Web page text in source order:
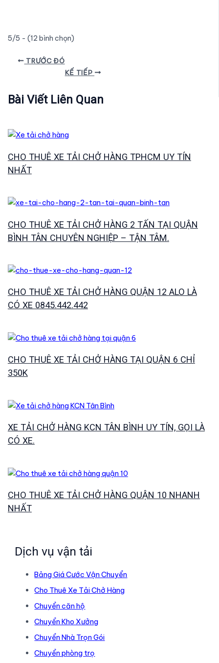
5/5 - (12 bình chọn)
Điều
viết
TRƯỚC ĐÓ
KẾ TIẾP
Bài Viết Liên Quan
CHO THUÊ XE TẢI CHỞ HÀNG TPHCM UY TÍN
NHẤT
CHO THUÊ XE TẢI CHỞ HÀNG 2 TẤN TẠI QUẬN
BÌNH TÂN CHUYÊN NGHIỆP – TẬN TÂM.
CHO THUÊ XE TẢI CHỞ HÀNG QUẬN 12 ALO LÀ
CÓ XE 0845.442.442
CHO THUÊ XE TẢI CHỞ HÀNG TẠI QUẬN 6 CHỈ
350K
XE TẢI CHỞ HÀNG KCN TÂN BÌNH UY TÍN, GỌI LÀ
CÓ XE.
CHO THUÊ XE TẢI CHỞ HÀNG QUẬN 10 NHANH
NHẤT
Dịch vụ vận tải
Bảng Giá Cước Vận Chuyển
Cho Thuê Xe Tải Chở Hàng
Chuyển căn hộ
Chuyển Kho Xưởng
Chuyển Nhà Trọn Gói
Chuyển phòng trọ